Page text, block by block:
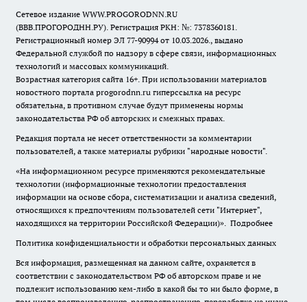
Сетевое издание WWW.PROGORODNN.RU
(ВВВ.ПРОГОРОДНН.РУ). Регистрация РКН: №: 7378360181.
Регистрационный номер ЭЛ 77-90994 от 10.03.2026., выдано
Федеральной службой по надзору в сфере связи, информационных
технологий и массовых коммуникаций.
Возрастная категория сайта 16+. При использовании материалов
новостного портала progorodnn.ru гиперссылка на ресурс
обязательна, в противном случае будут применены нормы
законодательства РФ об авторских и смежных правах.
Редакция портала не несет ответственности за комментарии
пользователей, а также материалы рубрики "народные новости".
«На информационном ресурсе применяются рекомендательные
технологии (информационные технологии предоставления
информации на основе сбора, систематизации и анализа сведений,
относящихся к предпочтениям пользователей сети "Интернет",
находящихся на территории Российской Федерации)». Подробнее
Политика конфиденциальности и обработки персональных данных
Вся информация, размещенная на данном сайте, охраняется в
соответствии с законодательством РФ об авторском праве и не
подлежит использованию кем-либо в какой бы то ни было форме, в